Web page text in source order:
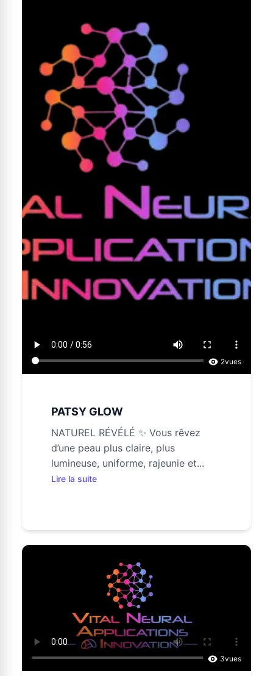
2vues
PATSY GLOW
NATUREL RÉVÉLÉ ✨ Vous rêvez
d’une peau plus claire, plus
lumineuse, uniforme, rajeunie et...
Lire la suite
3vues